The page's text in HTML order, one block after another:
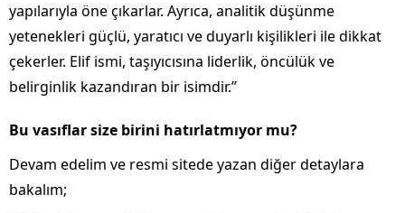
yapılarıyla öne çıkarlar. Ayrıca, analitik düşünme
yetenekleri güçlü, yaratıcı ve duyarlı kişilikleri ile dikkat
çekerler. Elif ismi, taşıyıcısına liderlik, öncülük ve
belirginlik kazandıran bir isimdir.”
Bu vasıflar size birini hatırlatmıyor mu?
Devam edelim ve resmi sitede yazan diğer detaylara
bakalım;